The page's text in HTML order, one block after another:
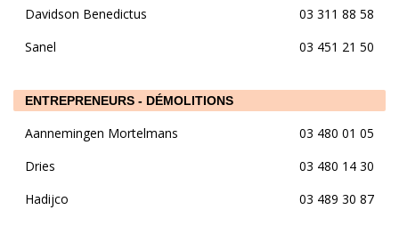
Davidson Benedictus
03 311 88 58
Sanel
03 451 21 50
ENTREPRENEURS - DÉMOLITIONS
Aannemingen Mortelmans
03 480 01 05
Dries
03 480 14 30
Hadijco
03 489 30 87